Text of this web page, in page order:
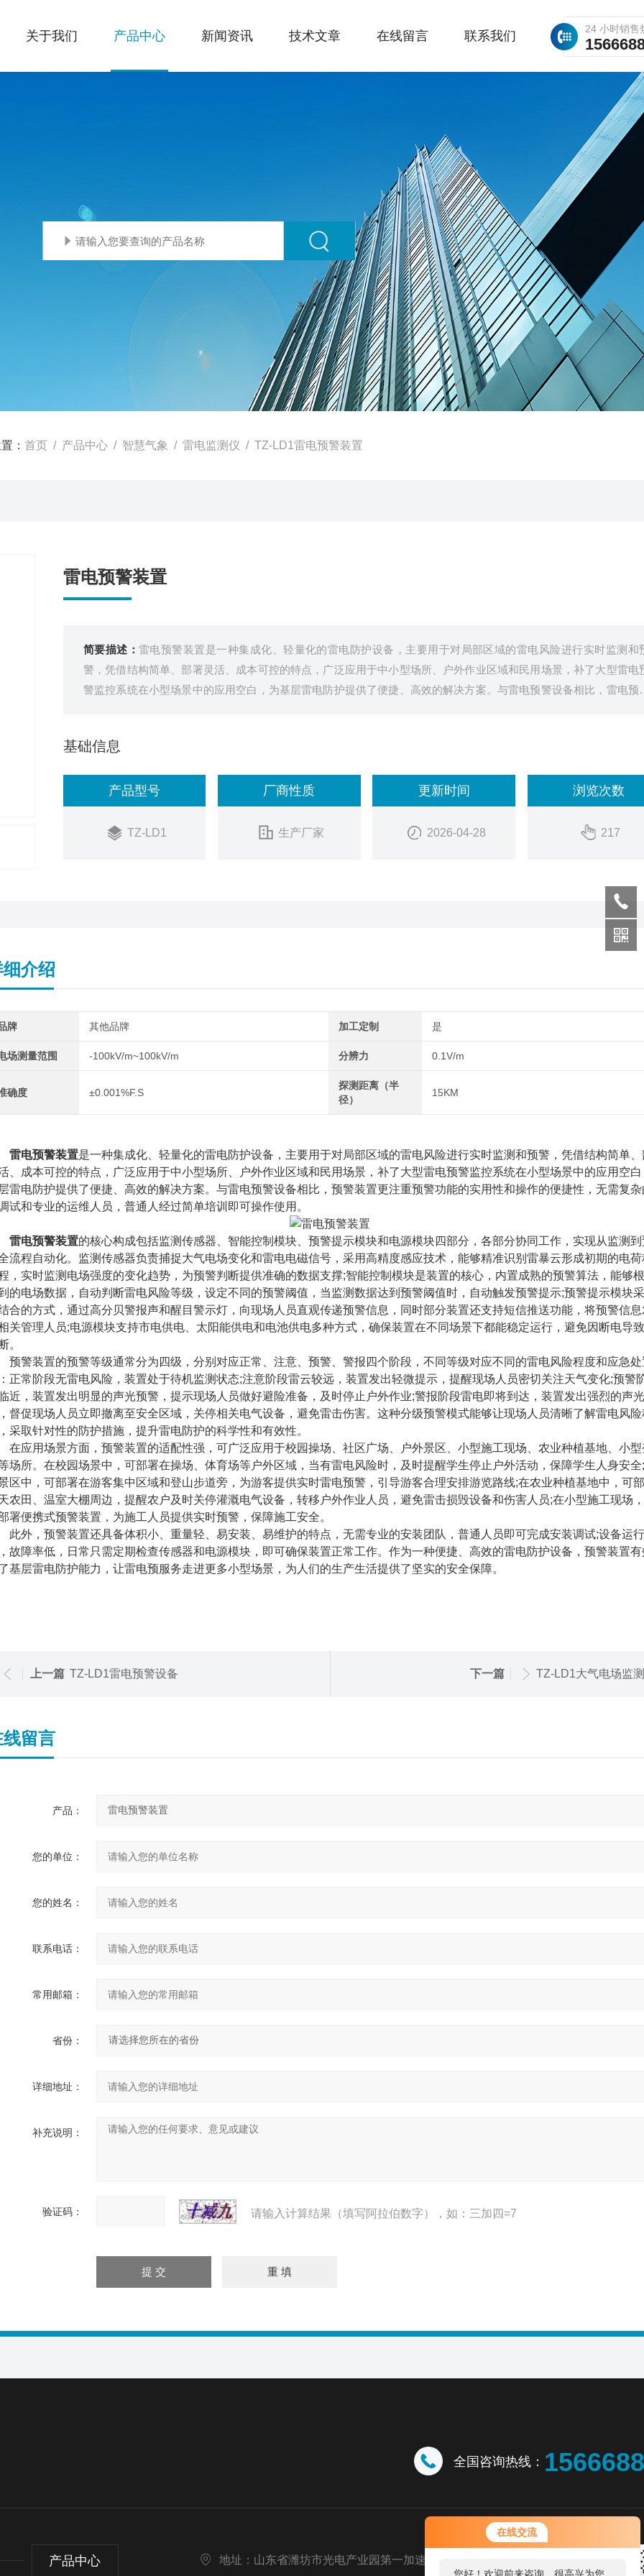
在线交流
您好！欢迎前来咨询，很高兴为您
服务，请问您要咨询什么问题呢？
24 小时销售
关于我们 产品中心 新闻资讯 技术文章 在线留言 联系我们
： 首页 / 产品中心 / 智慧气象 / 雷电监测仪 / TZ-LD1雷电预警装置
雷电预警装置
简要描述： 雷电预警装置是一种集成化、轻量化的雷电防护设备，主要用于对局部区域的雷电风险进行实时监测和
警，凭借结构简单、部署灵活、成本可控的特点，广泛应用于中小型场所、户外作业区域和民用场景，补了大型雷电
警监控系统在小型场景中的应用空白，为基层雷电防护提供了便捷、高效的解决方案。与雷电预警设备相比，雷电预
基础信息
产品型号
TZ-LD1
厂商性质
生产厂家
更新时间
2026-04-28
浏览次数
217
介绍
牌 其他品牌 加工定制 是
场测量范围 -100kV/m~100kV/m 分辨力 0.1V/m
确度 ±0.001%F.S
探测距离（半
径）
15KM
雷电预警装置是一种集成化、轻量化的雷电防护设备，主要用于对局部区域的雷电风险进行实时监测和预警，凭借结构简单
、成本可控的特点，广泛应用于中小型场所、户外作业区域和民用场景，补了大型雷电预警监控系统在小型场景中的应用空
雷电防护提供了便捷、高效的解决方案。与雷电预警设备相比，预警装置更注重预警功能的实用性和操作的便捷性，无需复
试和专业的运维人员，普通人经过简单培训即可操作使用。
雷电预警装置的核心构成包括监测传感器、智能控制模块、预警提示模块和电源模块四部分，各部分协同工作，实现从监测
流程自动化。监测传感器负责捕捉大气电场变化和雷电电磁信号，采用高精度感应技术，能够精准识别雷暴云形成初期的电
，实时监测电场强度的变化趋势，为预警判断提供准确的数据支撑;智能控制模块是装置的核心，内置成熟的预警算法，能够
的电场数据，自动判断雷电风险等级，设定不同的预警阈值，当监测数据达到预警阈值时，自动触发预警提示;预警提示模块
合的方式，通过高分贝警报声和醒目警示灯，向现场人员直观传递预警信息，同时部分装置还支持短信推送功能，将预警信
关管理人员;电源模块支持市电供电、太阳能供电和电池供电多种方式，确保装置在不同场景下都能稳定运行，避免因断电导
。
装置的预警等级通常分为四级，分别对应正常、注意、预警、警报四个阶段，不同等级对应不同的雷电风险程度和应急处
正常阶段无雷电风险，装置处于待机监测状态;注意阶段雷云较远，装置发出轻微提示，提醒现场人员密切关注天气变化;预警
近，装置发出明显的声光预警，提示现场人员做好避险准备，及时停止户外作业;警报阶段雷电即将到达，装置发出强烈的声
督促现场人员立即撤离至安全区域，关停相关电气设备，避免雷击伤害。这种分级预警模式能够让现场人员清晰了解雷电风险
采取针对性的防护措施，提升雷电防护的科学性和有效性。
用场景方面，预警装置的适配性强，可广泛应用于校园操场、社区广场、户外景区、小型施工现场、农业种植基地、小型
场所。在校园场景中，可部署在操场、体育场等户外区域，当有雷电风险时，及时提醒学生停止户外活动，保障学生人身安全
区中，可部署在游客集中区域和登山步道旁，为游客提供实时雷电预警，引导游客合理安排游览路线;在农业种植基地中，可
农田、温室大棚周边，提醒农户及时关停灌溉电气设备，转移户外作业人员，避免雷击损毁设备和伤害人员;在小型施工现场
署便携式预警装置，为施工人员提供实时预警，保障施工安全。
，预警装置还具备体积小、重量轻、易安装、易维护的特点，无需专业的安装团队，普通人员即可完成安装调试;设备运
故障率低，日常只需定期检查传感器和电源模块，即可确保装置正常工作。作为一种便捷、高效的雷电防护设备，预警装置
基层雷电防护能力，让雷电预服务走进更多小型场景，为人们的生产生活提供了坚实的安全保障。
上一篇 TZ-LD1雷电预警设备 下一篇 TZ-LD1大气电场监
线留言
产品：
您的单位：
您的姓名：
联系电话：
常用邮箱：
省份：
详细地址：
补充说明：
验证码： 请输入计算结果（填写阿拉伯数字），如：三加四=7
全国咨询热线：
产品中心 地址：山东省潍坊市光电产业园第一加速器